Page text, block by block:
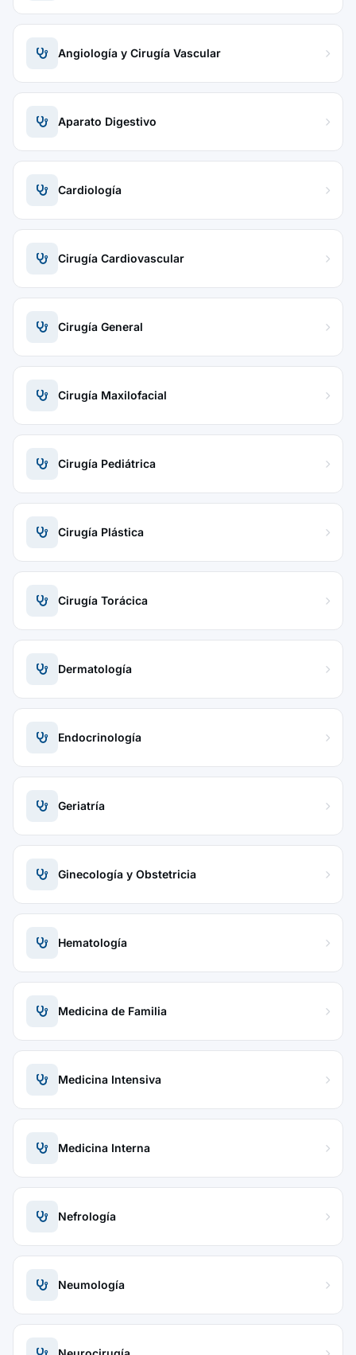
Angiología y Cirugía Vascular
Aparato Digestivo
Cardiología
Cirugía Cardiovascular
Cirugía General
Cirugía Maxilofacial
Cirugía Pediátrica
Cirugía Plástica
Cirugía Torácica
Dermatología
Endocrinología
Geriatría
Ginecología y Obstetricia
Hematología
Medicina de Familia
Medicina Intensiva
Medicina Interna
Nefrología
Neumología